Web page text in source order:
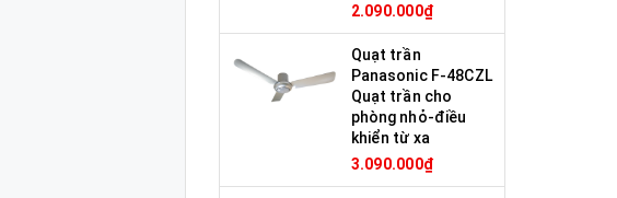
2.090.000₫
Quạt trần
Panasonic F-48CZL
Quạt trần cho
phòng nhỏ-điều
khiển từ xa
3.090.000₫